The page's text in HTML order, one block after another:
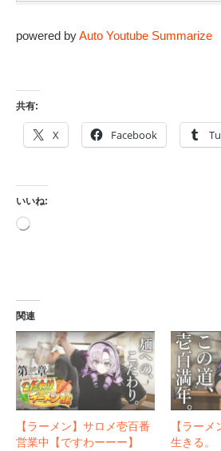
powered byAuto Youtube Summarize
共有:
X Facebook
いいね:
読
関連
【ラーメン】サロメ壱百番
営業中【ですわーーー】
【ラーメ
生きる。